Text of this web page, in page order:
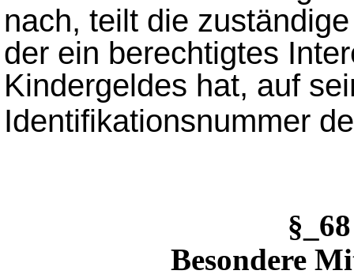
nach, teilt die
der ein berechtigtes
Kindergeldes hat, auf
Identifikationsnummer
Besondere